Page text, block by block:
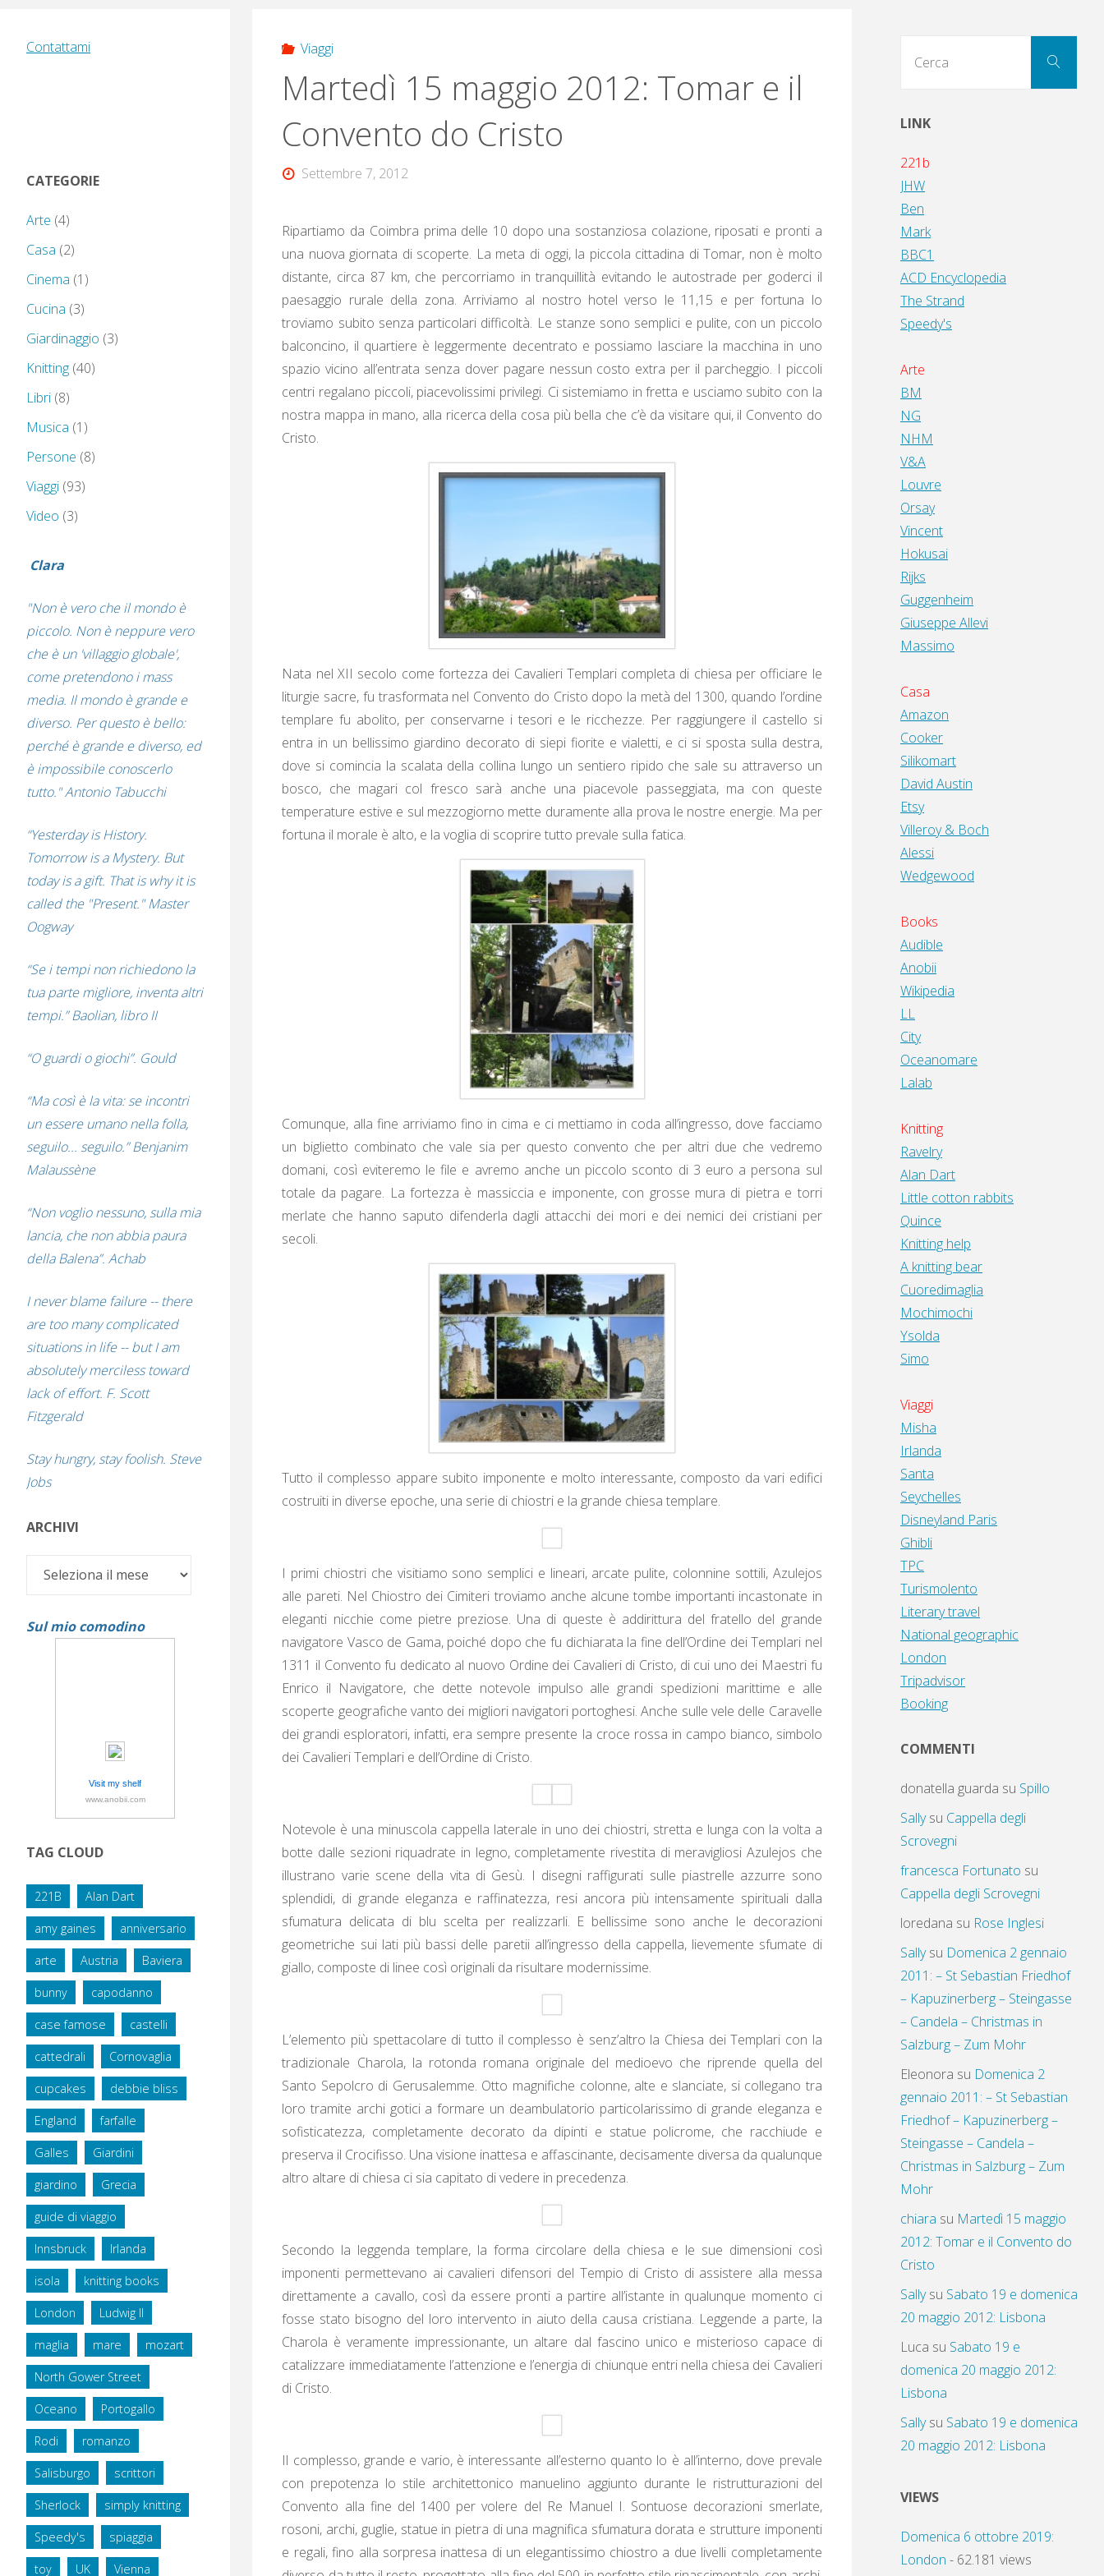
Viaggi
Martedì 15 maggio 2012: Tomar e il
Convento do Cristo
Settembre 7, 2012
Ripartiamo da Coimbra prima delle 10 dopo una sostanziosa colazione, riposati e pronti a
una nuova giornata di scoperte. La meta di oggi, la piccola cittadina di Tomar, non è molto
distante, circa 87 km, che percorriamo in tranquillità evitando le autostrade per goderci il
paesaggio rurale della zona. Arriviamo al nostro hotel verso le 11,15 e per fortuna lo
troviamo subito senza particolari difficoltà. Le stanze sono semplici e pulite, con un piccolo
balconcino, il quartiere è leggermente decentrato e possiamo lasciare la macchina in uno
spazio vicino all’entrata senza dover pagare nessun costo extra per il parcheggio. I piccoli
centri regalano piccoli, piacevolissimi privilegi. Ci sistemiamo in fretta e usciamo subito con la
nostra mappa in mano, alla ricerca della cosa più bella che c’è da visitare qui, il Convento do
Cristo.
Nata nel XII secolo come fortezza dei Cavalieri Templari completa di chiesa per officiare le
liturgie sacre, fu trasformata nel Convento do Cristo dopo la metà del 1300, quando l’ordine
templare fu abolito, per conservarne i tesori e le ricchezze. Per raggiungere il castello si
entra in un bellissimo giardino decorato di siepi fiorite e vialetti, e ci si sposta sulla destra,
dove si comincia la scalata della collina lungo un sentiero ripido che sale su attraverso un
bosco, che magari col fresco sarà anche una piacevole passeggiata, ma con queste
temperature estive e sul mezzogiorno mette duramente alla prova le nostre energie. Ma per
fortuna il morale è alto, e la voglia di scoprire tutto prevale sulla fatica.
Comunque, alla fine arriviamo fino in cima e ci mettiamo in coda all’ingresso, dove facciamo
un biglietto combinato che vale sia per questo convento che per altri due che vedremo
domani, così eviteremo le file e avremo anche un piccolo sconto di 3 euro a persona sul
totale da pagare. La fortezza è massiccia e imponente, con grosse mura di pietra e torri
merlate che hanno saputo difenderla dagli attacchi dei mori e dei nemici dei cristiani per
secoli.
Tutto il complesso appare subito imponente e molto interessante, composto da vari edifici
costruiti in diverse epoche, una serie di chiostri e la grande chiesa templare.
I primi chiostri che visitiamo sono semplici e lineari, arcate pulite, colonnine sottili, Azulejos
alle pareti. Nel Chiostro dei Cimiteri troviamo anche alcune tombe importanti incastonate in
eleganti nicchie come pietre preziose. Una di queste è addirittura del fratello del grande
navigatore Vasco de Gama, poiché dopo che fu dichiarata la fine dell’Ordine dei Templari nel
1311 il Convento fu dedicato al nuovo Ordine dei Cavalieri di Cristo, di cui uno dei Maestri fu
Enrico il Navigatore, che dette notevole impulso alle grandi spedizioni marittime e alle
scoperte geografiche vanto dei migliori navigatori portoghesi. Anche sulle vele delle Caravelle
dei grandi esploratori, infatti, era sempre presente la croce rossa in campo bianco, simbolo
dei Cavalieri Templari e dell’Ordine di Cristo.
Notevole è una minuscola cappella laterale in uno dei chiostri, stretta e lunga con la volta a
botte dalle sezioni riquadrate in legno, completamente rivestita di meravigliosi Azulejos che
illustrano varie scene della vita di Gesù. I disegni raffigurati sulle piastrelle azzurre sono
splendidi, di grande eleganza e raffinatezza, resi ancora più intensamente spirituali dalla
sfumatura delicata di blu scelta per realizzarli. E bellissime sono anche le decorazioni
geometriche sui lati più bassi delle paretii all’ingresso della cappella, lievemente sfumate di
giallo, composte di linee così originali da risultare modernissime.
L’elemento più spettacolare di tutto il complesso è senz’altro la Chiesa dei Templari con la
tradizionale Charola, la rotonda romana originale del medioevo che riprende quella del
Santo Sepolcro di Gerusalemme. Otto magnifiche colonne, alte e slanciate, si collegano tra
loro tramite archi gotici a formare un deambulatorio particolarissimo di grande eleganza e
sofisticatezza, completamente decorato da dipinti e statue policrome, che racchiude e
preserva il Crocifisso. Una visione inattesa e affascinante, decisamente diversa da qualunque
altro altare di chiesa ci sia capitato di vedere in precedenza.
Secondo la leggenda templare, la forma circolare della chiesa e le sue dimensioni così
imponenti permettevano ai cavalieri difensori del Tempio di Cristo di assistere alla messa
direttamente a cavallo, così da essere pronti a partire all’istante in qualunque momento ci
fosse stato bisogno del loro intervento in aiuto della causa cristiana. Leggende a parte, la
Charola è veramente impressionante, un altare dal fascino unico e misterioso capace di
catalizzare immediatamente l’attenzione e l’energia di chiunque entri nella chiesa dei Cavalieri
di Cristo.
Il complesso, grande e vario, è interessante all’esterno quanto lo è all’interno, dove prevale
con prepotenza lo stile architettonico manuelino aggiunto durante le ristrutturazioni del
Convento alla fine del 1400 per volere del Re Manuel I. Sontuose decorazioni smerlate,
rosoni, archi, guglie, statue in pietra di una magnifica sfumatura dorata e strutture imponenti
e regali, fino alla sorpresa inattesa di un elegantissimo chiostro a due livelli completamente
Contattami
CATEGORIE
Arte (4)
Casa (2)
Cinema (1)
Cucina (3)
Giardinaggio (3)
Knitting (40)
Libri (8)
Musica (1)
Persone (8)
Viaggi (93)
Video (3)
Clara
"Non è vero che il mondo è
piccolo. Non è neppure vero
che è un 'villaggio globale',
come pretendono i mass
media. Il mondo è grande e
diverso. Per questo è bello:
perché è grande e diverso, ed
è impossibile conoscerlo
tutto." Antonio Tabucchi
“Yesterday is History.
Tomorrow is a Mystery. But
today is a gift. That is why it is
called the "Present." Master
Oogway
“Se i tempi non richiedono la
tua parte migliore, inventa altri
tempi.” Baolian, libro II
“O guardi o giochi”. Gould
“Ma così è la vita: se incontri
un essere umano nella folla,
seguilo... seguilo.” Benjanim
Malaussène
“Non voglio nessuno, sulla mia
lancia, che non abbia paura
della Balena”. Achab
I never blame failure -- there
are too many complicated
situations in life -- but I am
absolutely merciless toward
lack of effort. F. Scott
Fitzgerald
Stay hungry, stay foolish. Steve
Jobs
ARCHIVI
Archivi
Sul mio comodino
Visit my shelf
www.anobii.com
TAG CLOUD
221B Alan Dart
amy gaines anniversario
arte Austria Baviera
bunny capodanno
case famose castelli
cattedrali Cornovaglia
cupcakes debbie bliss
England farfalle
Galles Giardini
giardino Grecia
guide di viaggio
Innsbruck Irlanda
isola knitting books
London Ludwig II
maglia mare mozart
North Gower Street
Oceano Portogallo
Rodi romanzo
Salisburgo scrittori
Sherlock simply knitting
Speedy's spiaggia
toy UK Vienna
Cerca
LINK
221b
JHW
Ben
Mark
BBC1
ACD Encyclopedia
The Strand
Speedy's
Arte
BM
NG
NHM
V&A
Louvre
Orsay
Vincent
Hokusai
Rijks
Guggenheim
Giuseppe Allevi
Massimo
Casa
Amazon
Cooker
Silikomart
David Austin
Etsy
Villeroy & Boch
Alessi
Wedgewood
Books
Audible
Anobii
Wikipedia
LL
City
Oceanomare
Lalab
Knitting
Ravelry
Alan Dart
Little cotton rabbits
Quince
Knitting help
A knitting bear
Cuoredimaglia
Mochimochi
Ysolda
Simo
Viaggi
Misha
Irlanda
Santa
Seychelles
Disneyland Paris
Ghibli
TPC
Turismolento
Literary travel
National geographic
London
Tripadvisor
Booking
COMMENTI
donatella guarda su Spillo
Sallysu Cappella degli
Scrovegni
francesca Fortunato su
Cappella degli Scrovegni
loredana su Rose Inglesi
Sallysu Domenica 2 gennaio
2011: – St Sebastian Friedhof
– Kapuzinerberg – Steingasse
– Candela – Christmas in
Salzburg – Zum Mohr
Eleonora su Domenica 2
gennaio 2011: – St Sebastian
Friedhof – Kapuzinerberg –
Steingasse – Candela –
Christmas in Salzburg – Zum
Mohr
chiara su Martedì 15 maggio
2012: Tomar e il Convento do
Cristo
Sallysu Sabato 19 e domenica
20 maggio 2012: Lisbona
Luca su Sabato 19 e
domenica 20 maggio 2012:
Lisbona
Sallysu Sabato 19 e domenica
20 maggio 2012: Lisbona
VIEWS
Domenica 6 ottobre 2019:
London - 62.181 views